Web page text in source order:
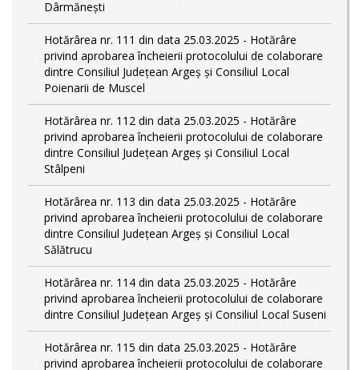
Dârmănești
Hotărârea nr. 111 din data 25.03.2025 - Hotărâre
privind aprobarea încheierii protocolului de colaborare
dintre Consiliul Județean Argeș și Consiliul Local
Poienarii de Muscel
Hotărârea nr. 112 din data 25.03.2025 - Hotărâre
privind aprobarea încheierii protocolului de colaborare
dintre Consiliul Județean Argeș și Consiliul Local
Stâlpeni
Hotărârea nr. 113 din data 25.03.2025 - Hotărâre
privind aprobarea încheierii protocolului de colaborare
dintre Consiliul Județean Argeș și Consiliul Local
Sălătrucu
Hotărârea nr. 114 din data 25.03.2025 - Hotărâre
privind aprobarea încheierii protocolului de colaborare
dintre Consiliul Județean Argeș și Consiliul Local Suseni
Hotărârea nr. 115 din data 25.03.2025 - Hotărâre
privind aprobarea încheierii protocolului de colaborare